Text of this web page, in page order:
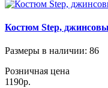
Костюм Step,
Размеры в наличии: 86
Розничная цена
1190р.